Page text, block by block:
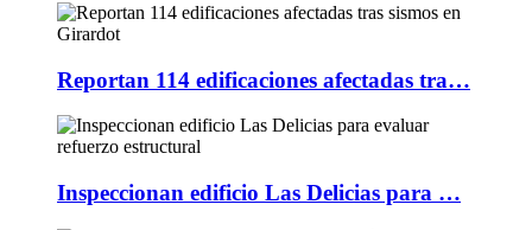
Reportan 114 edificaciones afectadas tra…
Inspeccionan edificio Las Delicias para …